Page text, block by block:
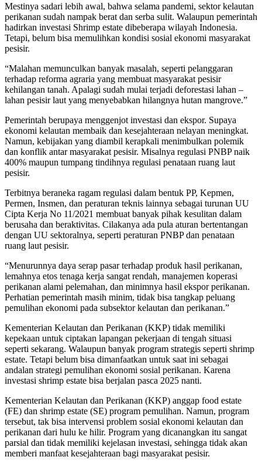
Mestinya sadari lebih awal, bahwa selama pandemi, sektor kelautan
perikanan sudah nampak berat dan serba sulit. Walaupun pemerintah
hadirkan investasi Shrimp estate dibeberapa wilayah Indonesia.
Tetapi, belum bisa memulihkan kondisi sosial ekonomi masyarakat
pesisir.
“Malahan memunculkan banyak masalah, seperti pelanggaran
terhadap reforma agraria yang membuat masyarakat pesisir
kehilangan tanah. Apalagi sudah mulai terjadi deforestasi lahan –
lahan pesisir laut yang menyebabkan hilangnya hutan mangrove.”
Pemerintah berupaya menggenjot investasi dan ekspor. Supaya
ekonomi kelautan membaik dan kesejahteraan nelayan meningkat.
Namun, kebijakan yang diambil kerapkali menimbulkan polemik
dan konflik antar masyarakat pesisir. Misalnya regulasi PNBP naik
400% maupun tumpang tindihnya regulasi penataan ruang laut
pesisir.
Terbitnya beraneka ragam regulasi dalam bentuk PP, Kepmen,
Permen, Insmen, dan peraturan teknis lainnya sebagai turunan UU
Cipta Kerja No 11/2021 membuat banyak pihak kesulitan dalam
berusaha dan beraktivitas. Cilakanya ada pula aturan bertentangan
dengan UU sektoralnya, seperti peraturan PNBP dan penataan
ruang laut pesisir.
“Menurunnya daya serap pasar terhadap produk hasil perikanan,
lemahnya etos tenaga kerja sangat rendah, manajemen koperasi
perikanan alami pelemahan, dan minimnya hasil ekspor perikanan.
Perhatian pemerintah masih minim, tidak bisa tangkap peluang
pemulihan ekonomi pada subsektor kelautan dan perikanan.”
Kementerian Kelautan dan Perikanan (KKP) tidak memiliki
kepekaan untuk ciptakan lapangan pekerjaan di tengah situasi
seperti sekarang. Walaupun banyak program strategis seperti shrimp
estate. Tetapi belum bisa dimanfaatkan untuk saat ini sebagai
andalan strategi pemulihan ekonomi sosial perikanan. Karena
investasi shrimp estate bisa berjalan pasca 2025 nanti.
Kementerian Kelautan dan Perikanan (KKP) anggap food estate
(FE) dan shrimp estate (SE) program pemulihan. Namun, program
tersebut, tak bisa intervensi problem sosial ekonomi kelautan dan
perikanan dari hulu ke hilir. Program yang dicanangkan itu sangat
parsial dan tidak memiliki kejelasan investasi, sehingga tidak akan
memberi manfaat kesejahteraan bagi masyarakat pesisir.